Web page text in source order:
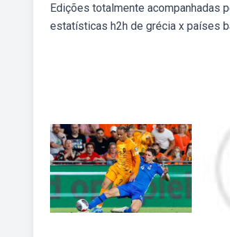
Edições totalmente acompanhadas
estatísticas h2h de grécia x países